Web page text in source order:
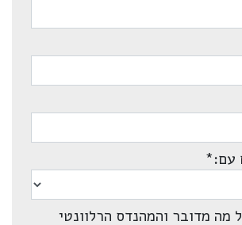
עם:*
מדובר והמהנדס הרלוונטי